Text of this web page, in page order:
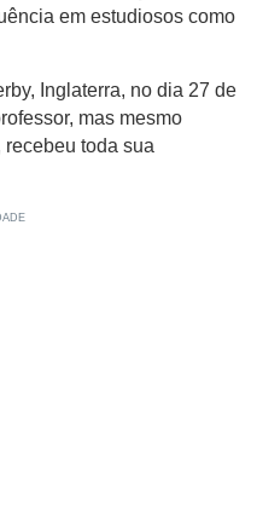
em estudiosos como
Inglaterra, no dia 27 de
mas mesmo
toda sua